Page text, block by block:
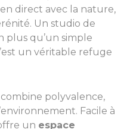
direct avec la nature,
Un studio de
plus qu’un simple
un véritable refuge
polyvalence,
Facile à
un espace